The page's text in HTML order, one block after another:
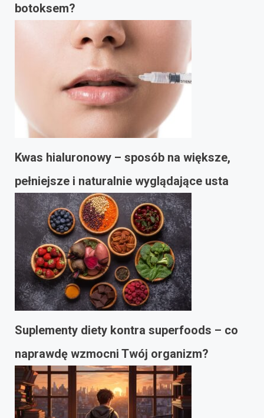
botoksem?
Kwas hialuronowy – sposób na większe,
pełniejsze i naturalnie wyglądające usta
Suplementy diety kontra superfoods – co
naprawdę wzmocni Twój organizm?